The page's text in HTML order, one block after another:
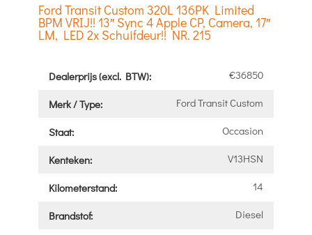
Ford Transit Custom 320L 136PK Limited
BPM VRIJ!! 13″ Sync 4 Apple CP, Camera, 17″
LM, LED 2x Schuifdeur!! NR. 215
Dealerprijs (excl. BTW): €36850
Merk / Type: Ford Transit Custom
Staat: Occasion
Kenteken: V13HSN
Kilometerstand: 14
Brandstof: Diesel